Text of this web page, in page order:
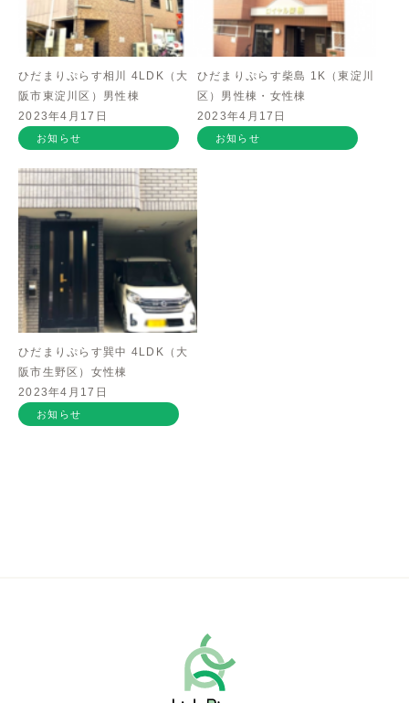
ひだまりぷらす相川 4LDK（大
阪市東淀川区）男性棟
2023年4月17日
お知らせ
ひだまりぷらす柴島 1K（東淀川
区）男性棟・女性棟
2023年4月17日
お知らせ
ひだまりぷらす巽中 4LDK（大
阪市生野区）女性棟
2023年4月17日
お知らせ